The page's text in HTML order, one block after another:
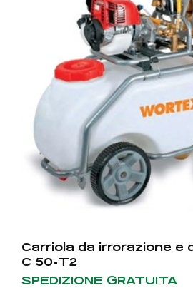
Carriola da irrorazione e
C 50-T2
SPEDIZIONE GRATUITA